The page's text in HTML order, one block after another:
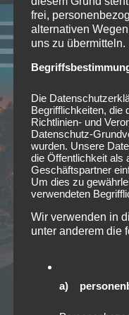
frei,
alternativen
uns zu übermitteln.
Die
Begrifflichkeiten, die
Richtlinien- und
Datenschutz-
wurden. Unsere
die Öffentlichkeit als
Geschäftspartner
Um dies zu
verwendeten
Wir verwenden in
unter anderem die
a)